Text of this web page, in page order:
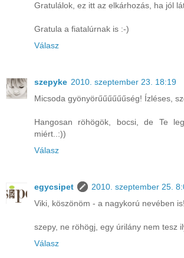
Gratulálok, ez itt az elkárhozás, ha jól
Gratula a fiatalúrnak is :-)
Válasz
szepyke 2010. szeptember 23. 18:19
Micsoda gyönyörűűűűűűség! Ízléses,
Hangosan röhögök, bocsi, de Te
miért..:))
Válasz
egycsipet
2010. szeptember 25.
Viki, köszönöm - a nagykorú nevében
szepy, ne röhögj, egy úrilány nem tesz
Válasz